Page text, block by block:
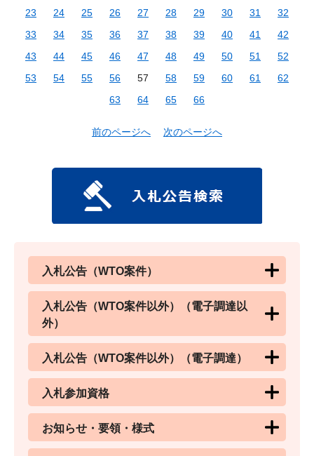
23
24 25 26 27 28 29 30 31
32
33
34 35 36 37 38 39 40 41
42
43
44 45 46 47 48 49 50 51
52
53
54 55 56 57 58 59 60 61
62
63
64 65 66
前のページへ 次のページへ
入札公告（WTO案件）
入札公告（WTO案件以外）（電子調達以
外）
入札公告（WTO案件以外）（電子調達）
入札参加資格
お知らせ・要領・様式